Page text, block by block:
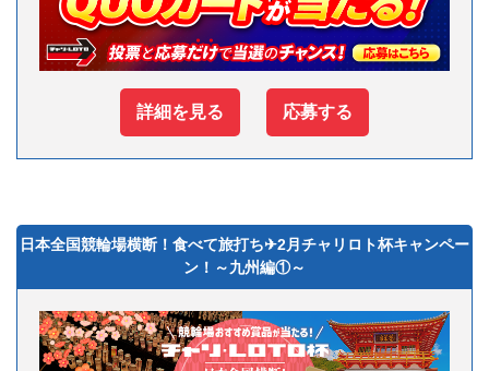
詳細を見る 応募する
日本全国競輪場横断！食べて旅打ち✈2月チャリロト杯キャンペー
ン！～九州編①～